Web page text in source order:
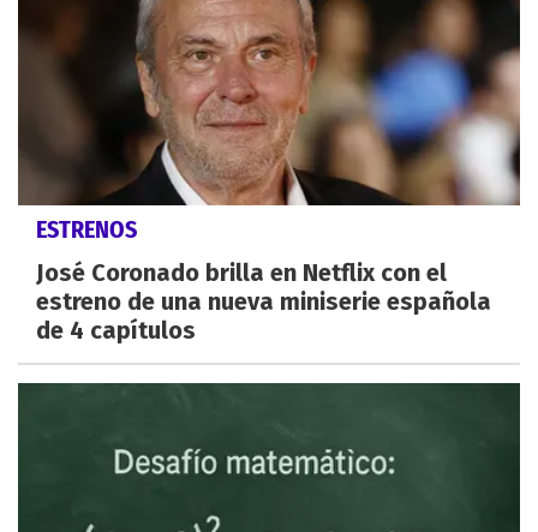
ESTRENOS
José Coronado brilla en Netflix con el
estreno de una nueva miniserie española
de 4 capítulos